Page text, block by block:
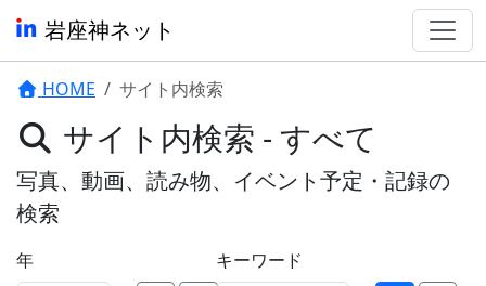
岩座神ネット
HOME サイト内検索
サイト内検索 - すべて
写真、動画、読み物、イベント予定・記録の
検索
年 キーワード